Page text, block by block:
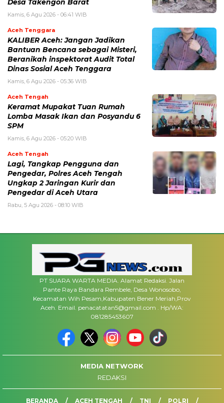
Desa Takengon Barat
Kamis, 6 Agu 2026 - 06:41 WIB
Aceh Tenggara
KALIBER Aceh: Jangan Jadikan
Bantuan Bencana sebagai Misteri,
Beranikah inspektorat Audit Total
Dinas Sosial Aceh Tenggara
Kamis, 6 Agu 2026 - 05:36 WIB
Aceh Tengah
Keramat Mupakat Tuan Rumah
Lomba Masak Ikan dan Posyandu 6
SPM
Kamis, 6 Agu 2026 - 05:20 WIB
Aceh Tengah
Lagi, Tangkap Pengguna dan
Pengedar, Polres Aceh Tengah
Ungkap 2 Jaringan Kurir dan
Pengedar di Aceh Utara
Rabu, 5 Agu 2026 - 08:10 WIB
PT SUARA WARTA MEDIA. Alamat Redaksi. Jalan
Pante Raya Bandara Rembele, Desa Wonosobo,
Kecamatan Wih Pesam,Kabupaten Bener Meriah,Prov
Aceh. Email. penacatatan5@gmail.com . Hp/WA:
081285453607
MEDIA NETWORK
REDAKSI
BERANDA ACEH TENGAH TNI POLRI